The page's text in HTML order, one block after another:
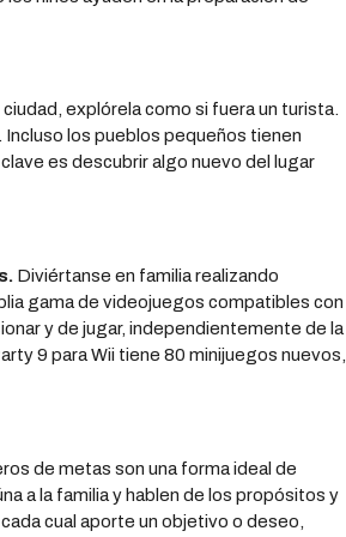
explórela como si fuera un turista.
los pueblos pequeños tienen
es descubrir algo nuevo del lugar
Diviértanse en familia realizando
gama de videojuegos compatibles con
y de jugar, independientemente de la
9 para Wii tiene 80 minijuegos nuevos,
de metas son una forma ideal de
a la familia y hablen de los propósitos y
cual aporte un objetivo o deseo,